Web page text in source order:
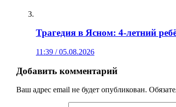
Трагедия в Ясном: 4‑летний
11:39 / 05.08.2026
Добавить комментарий
Ваш адрес email не будет опубликован.